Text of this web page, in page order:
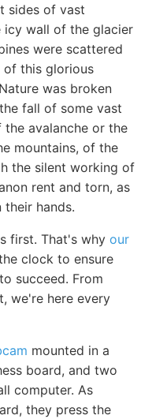
sides of vast
icy wall of the glacier
were scattered
of this glorious
was broken
fall of some vast
the avalanche or the
mountains, of the
the silent working of
rent and torn, as
hands.
first. That's why our
clock to ensure
succeed. From
we're here every
mounted in a
board, and two
computer. As
they press the